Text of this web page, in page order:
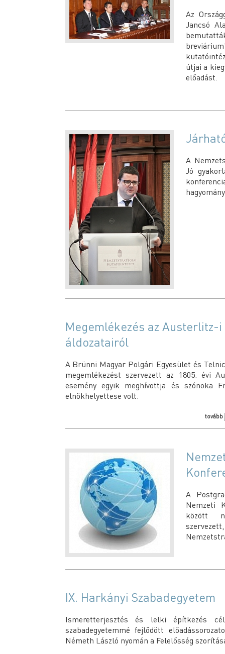
Az
Jancsó
útjai a
előadást.
A
Jó
Megemlékezés az
áldozatairól
A Brünni Magyar Polgári Egyesület és
megemlékezést szervezett az 1805. évi
esemény egyik meghívottja és szónoka
elnökhelyettese volt.
tovább
A
Nemzeti
között
IX. Harkányi Szabadegyetem
Ismeretterjesztés és lelki építkezés
szabadegyetemmé fejlődött
Németh László nyomán a Felelősség